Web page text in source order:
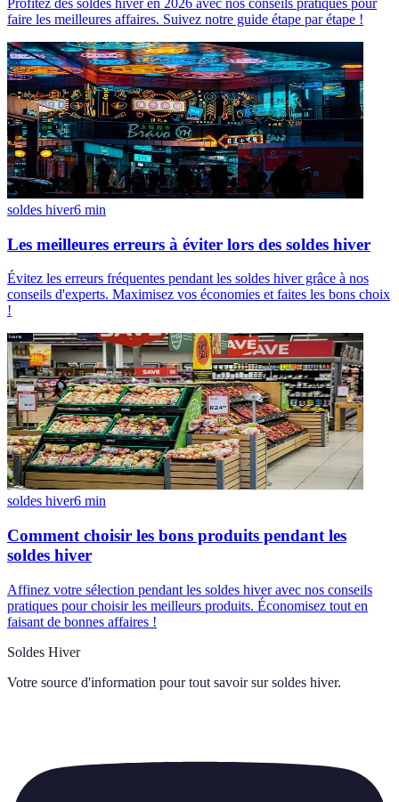
Profitez des soldes hiver en 2026 avec nos conseils pratiques pour
faire les meilleures affaires. Suivez notre guide étape par étape !
soldes hiver6 min
Les meilleures erreurs à éviter lors des soldes hiver
Évitez les erreurs fréquentes pendant les soldes hiver grâce à nos
conseils d'experts. Maximisez vos économies et faites les bons choix
!
soldes hiver6 min
Comment choisir les bons produits pendant les
soldes hiver
Affinez votre sélection pendant les soldes hiver avec nos conseils
pratiques pour choisir les meilleurs produits. Économisez tout en
faisant de bonnes affaires !
Soldes Hiver
Votre source d'information pour tout savoir sur soldes hiver.